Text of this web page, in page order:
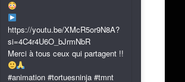
https://youtu.be/XMcR5or9N8A?
si=4C4r4U6O_bJrmNbR
Merci à tous ceux qui partagent !!
#animation #tortuesninja #tmnt